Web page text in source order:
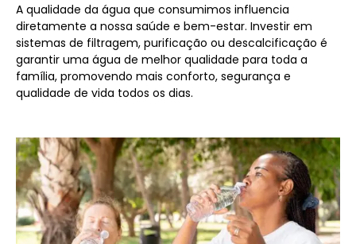
A qualidade da água que consumimos influencia
diretamente a nossa saúde e bem-estar. Investir em
sistemas de filtragem, purificação ou descalcificação é
garantir uma água de melhor qualidade para toda a
família, promovendo mais conforto, segurança e
qualidade de vida todos os dias.